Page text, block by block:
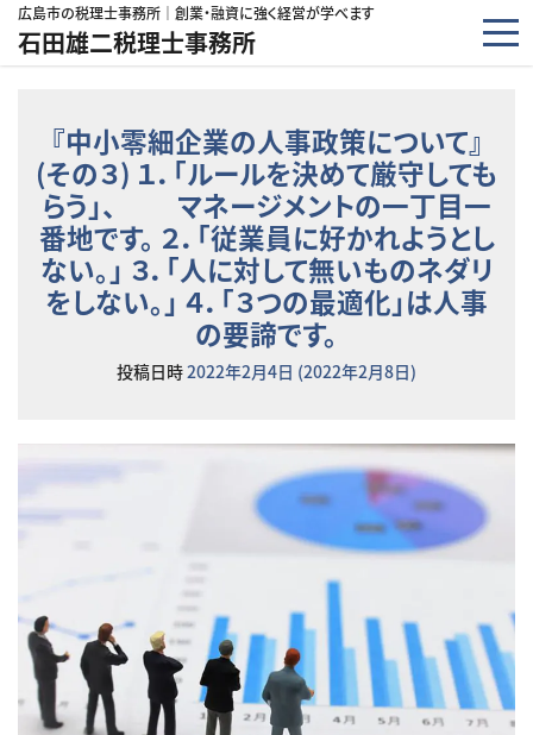
コンテンツへスキップ
広島市の税理士事務所｜創業・融資に強く経営が学べます
石田雄二税理士事務所
『中小零細企業の人事政策について』
(その３) １．「ルールを決めて厳守しても
らう」、 マネージメントの一丁目一
番地です。 ２．「従業員に好かれようとし
ない。」 ３．「人に対して無いものネダリ
をしない。」 ４．「３つの最適化」は人事
の要諦です。
投稿日時2022年2月4日 (2022年2月8日)